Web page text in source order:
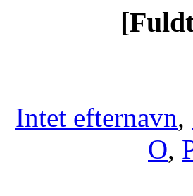
Intet efternavn,
O,